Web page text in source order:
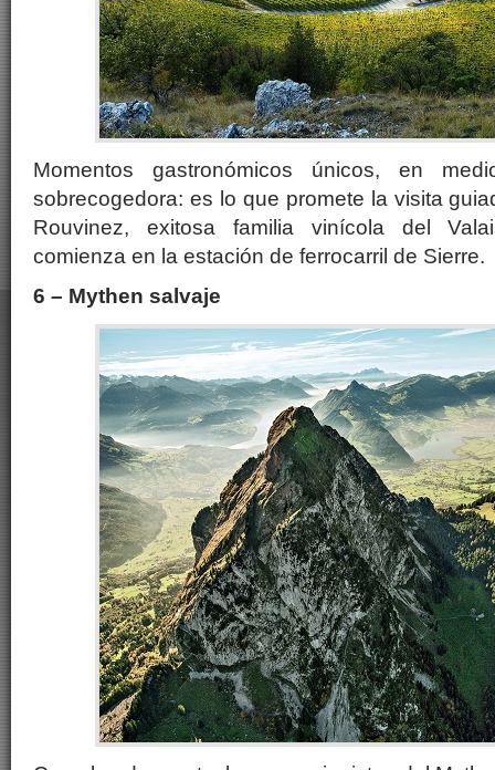
Momentos gastronómicos únicos, en
sobrecogedora: es lo que promete la visita
Rouvinez, exitosa familia vinícola del
comienza en la estación de ferrocarril de Sierre.
6 – Mythen salvaje